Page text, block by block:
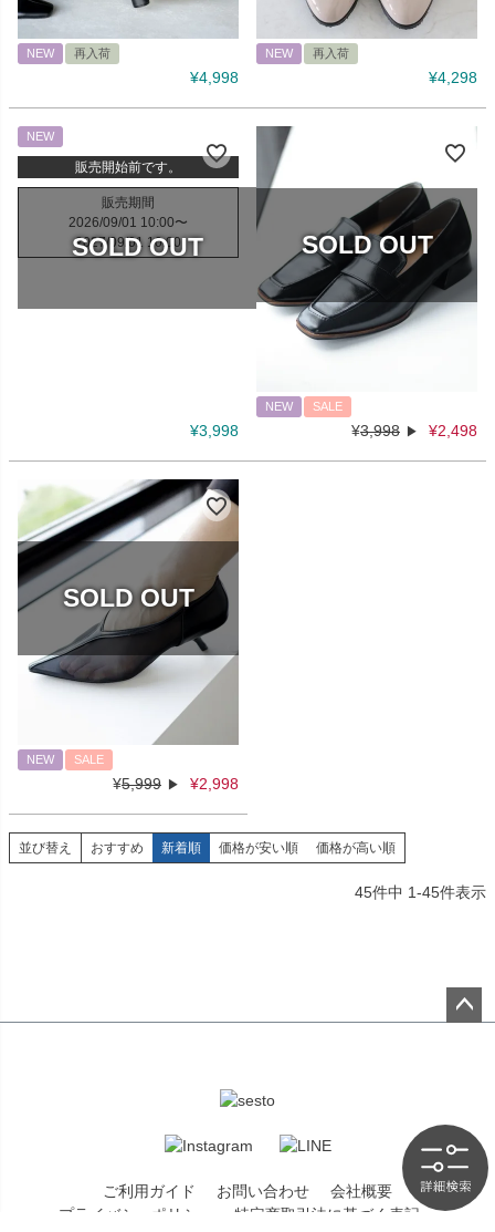
NEW 再入荷
¥4,998
NEW 再入荷
¥4,298
NEW
販売開始前です。
販売期間
2026/09/01 10:00〜
2027/09/01 10:00
¥3,998
NEW SALE
¥3,998 ¥2,498
NEW SALE
¥5,999 ¥2,998
並び替え おすすめ 新着順 価格が安い順 価格が高い順
45件中 1-45件表示
ご利用ガイド お問い合わせ
会社概要
プライバシーポリシー
特定商取引法に基づく表記